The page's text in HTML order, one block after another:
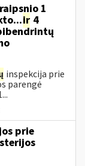
1
ir 4
inspekcija prie
parengė
prie